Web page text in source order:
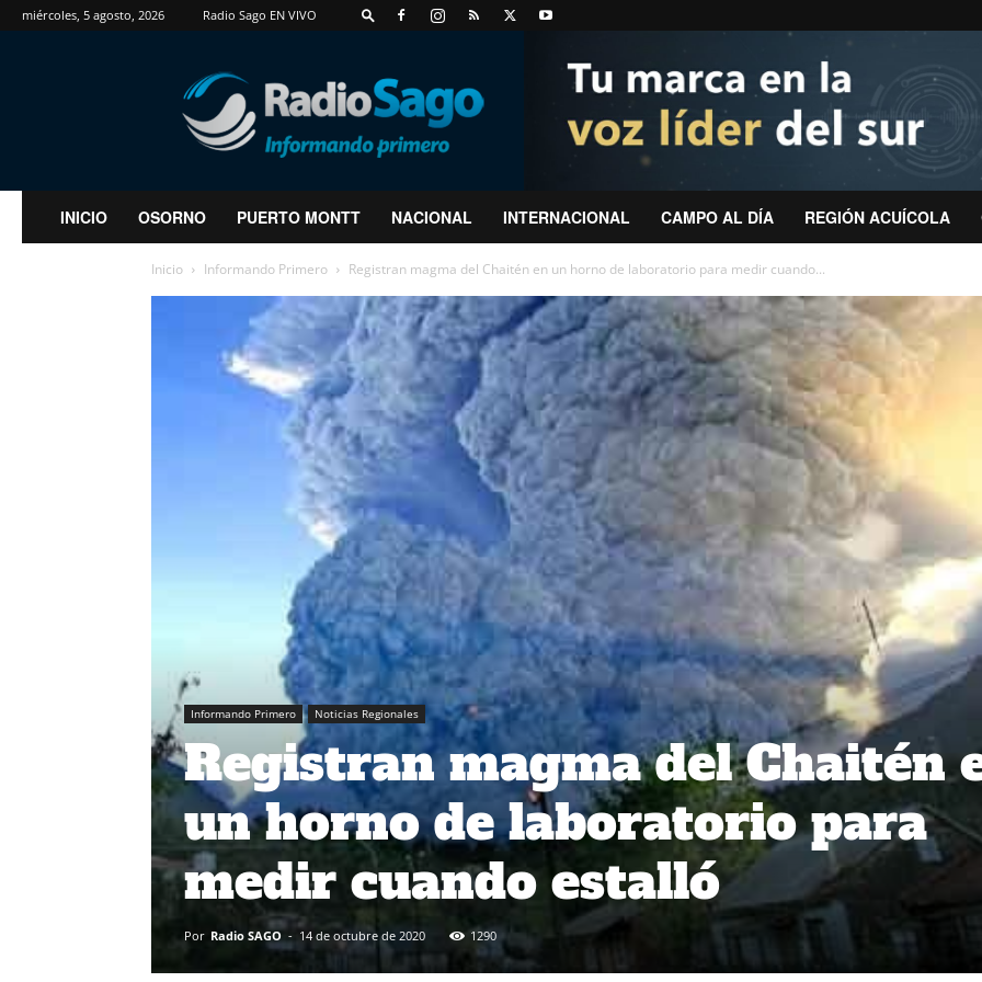
miércoles, 5 agosto, 2026 Radio Sago EN VIVO
RadioSago
INICIO OSORNO PUERTO MONTT NACIONAL INTERNACIONAL CAMPO AL DÍA REGIÓN ACUÍCOLA
Inicio Informando Primero Registran magma del Chaitén en un horno de laboratorio para medir cuando...
Informando Primero Noticias Regionales
Registran magma del Chaitén
un horno de laboratorio para
medir cuando estalló
Por Radio SAGO - 14 de octubre de 2020 1290